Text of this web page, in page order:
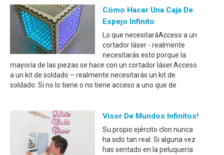
Cómo Hacer Una Caja De
Espejo Infinito
Lo que necesitaráAcceso a un
cortador láser - realmente
necesitarás esto porque la
mayoría de las piezas se hace con un cortador láser.Acceso
a un kit de soldado – realmente necesitarás un kit de
soldado. Si no lo tiene o no tiene acceso a uno que de
Visor De Mundos Infinitos!
Su propio ejército clon nunca
ha sido tan real. Si alguna vez
has sentado en la peluquería